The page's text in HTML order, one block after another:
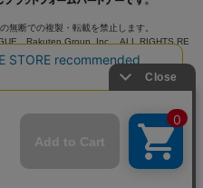
無断での複製・転載を禁止します。
Rakuten Group, Inc. ALL RIGHTS RE